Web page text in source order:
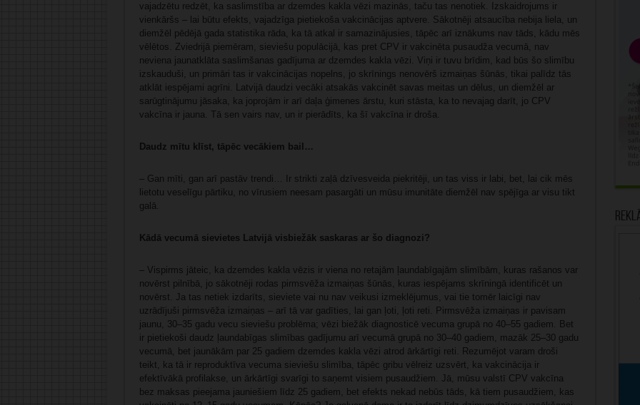
vajadzētu redzēt, ka saslimstība ar dzemdes kakla vēzi mazinās, taču tas nenotiek. Izskaidrojums ir
vienkāršs – lai būtu efekts, vajadzīga pietiekoša vakcinācijas aptvere. Sākotnēji atsaucība nebija liela, un
diemžēl pēdējā gada statistika rāda, ka tā atkal ir samazinājusies, tāpēc arī iznākums nav tāds, kādu mēs
vēlētos. Zviedrijā piemēram, sieviešu populācijā, kas pret CPV ir vakcinēta pusaudža vecumā, nav
neviena jaunatklāta saslimšanas gadījuma ar dzemdes kakla vēzi. Viņi ir tuvu brīdim, kad būs šo slimību
izskauduši, un primāri tas ir vakcinācijas nopelns, jo skrīnings nenovērš izmaiņas šūnās, tikai palīdz tās
atklāt iespējami agrīni. Latvijā daudzi vecāki atsakās vakcinēt savas meitas un dēlus, un diemžēl ar
sarūgtinājumu jāsaka, ka joprojām ir arī daļa ģimenes ārstu, kuri stāsta, ka to nevajag darīt, jo CPV
vakcīna ir jauna. Tā sen vairs nav, un ir pierādīts, ka šī vakcīna ir droša.
Daudz mītu klīst, tāpēc vecākiem bail…
– Gan mīti, gan arī pastāv trendi… Ir strikti zaļā dzīvesveida piekritēji, un tas viss ir labi, bet, lai cik mēs
lietotu veselīgu pārtiku, no vīrusiem neesam pasargāti un mūsu imunitāte diemžēl nav spējīga ar visu tikt
galā.
Kādā vecumā sievietes Latvijā visbiežāk saskaras ar šo diagnozi?
– Vispirms jāteic, ka dzemdes kakla vēzis ir viena no retajām ļaundabīgajām slimībām, kuras rašanos var
novērst pilnībā, jo sākotnēji rodas pirmsvēža izmaiņas šūnās, kuras iespējams skrīningā identificēt un
novērst. Ja tas netiek izdarīts, sieviete vai nu nav veikusi izmeklējumus, vai tie tomēr laicīgi nav
uzrādījuši pirmsvēža izmaiņas – arī tā var gadīties, lai gan ļoti, ļoti reti. Pirmsvēža izmaiņas ir pavisam
jaunu, 30–35 gadu vecu sieviešu problēma; vēzi biežāk diagnosticē vecuma grupā no 40–55 gadiem. Bet
ir pietiekoši daudz ļaundabīgas slimības gadījumu arī vecumā grupā no 30–40 gadiem, mazāk 25–30 gadu
vecumā, bet jaunākām par 25 gadiem dzemdes kakla vēzi atrod ārkārtīgi reti. Rezumējot varam droši
teikt, ka tā ir reproduktīva vecuma sieviešu slimība, tāpēc gribu vēlreiz uzsvērt, ka vakcinācija ir
efektīvākā profilakse, un ārkārtīgi svarīgi to saņemt visiem pusaudžiem. Jā, mūsu valstī CPV vakcīna
bez maksas pieejama jauniešiem līdz 25 gadiem, bet efekts nekad nebūs tāds, kā tiem pusaudžiem, kas